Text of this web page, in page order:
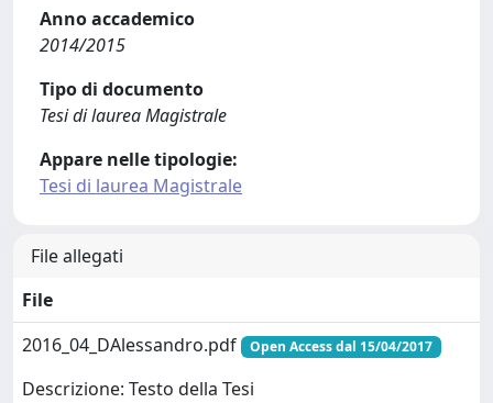
Anno accademico
2014/2015
Tipo di documento
Tesi di laurea Magistrale
Appare nelle tipologie:
Tesi di laurea Magistrale
File allegati
File
2016_04_DAlessandro.pdf
Open Access dal 15/04/2017
Descrizione: Testo della Tesi